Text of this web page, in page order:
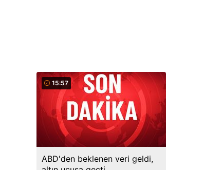
15:57
ABD'den beklenen veri geldi,